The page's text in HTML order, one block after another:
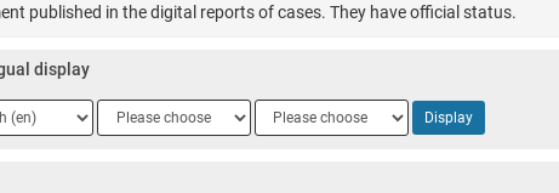
published in the digital reports of cases. They have official status.
display
Language
2
Language
3
Display